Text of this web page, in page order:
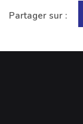
Partager sur :